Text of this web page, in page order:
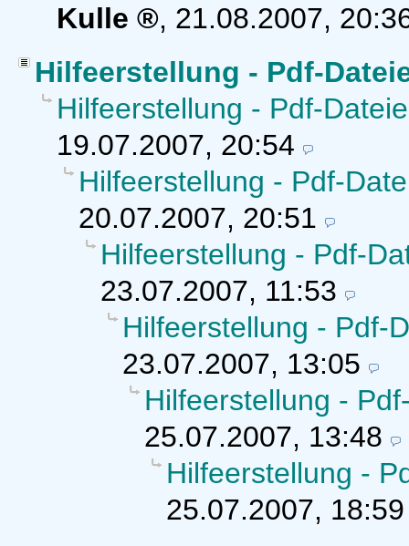
Kulle
, 21.08.2007,
Hilfeerstellung - Pdf-
Hilfeerstellung - Pdf-
19.07.2007, 20:54
Hilfeerstellung - Pdf-
20.07.2007, 20:51
Hilfeerstellung - Pdf-
23.07.2007, 11:53
Hilfeerstellung - Pdf-
23.07.2007, 13:05
Hilfeerstellung -
25.07.2007, 13:48
Hilfeerstellung -
25.07.2007, 18:59